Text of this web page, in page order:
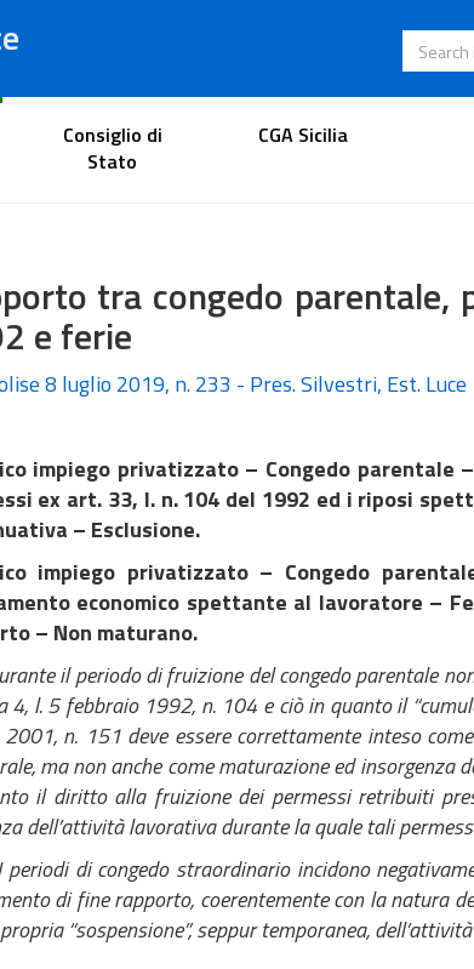
Lawyer's portal
Consiglio di
Stato
CGA Sicilia
tra congedo
e ferie
8 luglio 2019, n. 233 - Pres. Silvestri, Est. Luce
impiego privatizzato – Congedo parentale
ex art. 33, l. n. 104 del 1992 ed i riposi
– Esclusione.
impiego privatizzato – Congedo
economico spettante al lavoratore –
– Non maturano.
il periodo di fruizione del congedo parentale
4, l. 5 febbraio 1992, n. 104 e ciò in quanto il
n. 151 deve essere correttamente inteso
ma non anche come maturazione ed
il diritto alla fruizione dei permessi retribuiti
dell’attività lavorativa durante la quale tali
di congedo straordinario incidono
di fine rapporto, coerentemente con la natura
“sospensione”, seppur temporanea,